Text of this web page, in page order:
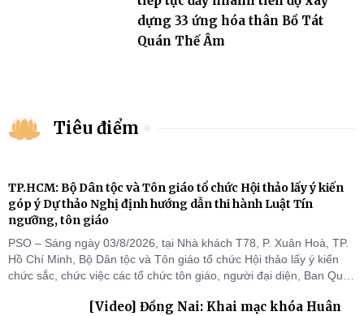
dựng 33 ứng hóa thân Bồ Tát
Quán Thế Âm
Tiêu điểm
TP.HCM: Bộ Dân tộc và Tôn giáo tổ chức Hội thảo lấy ý kiến
góp ý Dự thảo Nghị định hướng dẫn thi hành Luật Tín
ngưỡng, tôn giáo
PSO – Sáng ngày 03/8/2026, tại Nhà khách T78, P. Xuân Hoà, TP.
Hồ Chí Minh, Bộ Dân tộc và Tôn giáo tổ chức Hội thảo lấy ý kiến
chức sắc, chức việc các tổ chức tôn giáo, người đại diện, Ban Quản
góp ý hoàn thiện hồ sơ Dự thảo Nghị định quy định chi tiết một số
[Video] Đồng Nai: Khai mạc khóa Huân